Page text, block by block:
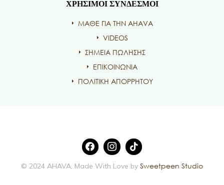
ΧΡΗΣΙΜΟΙ ΣΥΝΔΕΣΜΟΙ
ΜΑΘΕ ΓΙΑ ΤΗΝ AHAVA
VIDEOS
ΣΗΜΕΙΑ ΠΩΛΗΣΗΣ
ΕΠΙΚΟΙΝΩΝΙΑ
ΠΟΛΙΤΙΚΗ ΑΠΟΡΡΗΤΟΥ
© 2024 AHAVA, Made With Love by Sweetpeen Studio